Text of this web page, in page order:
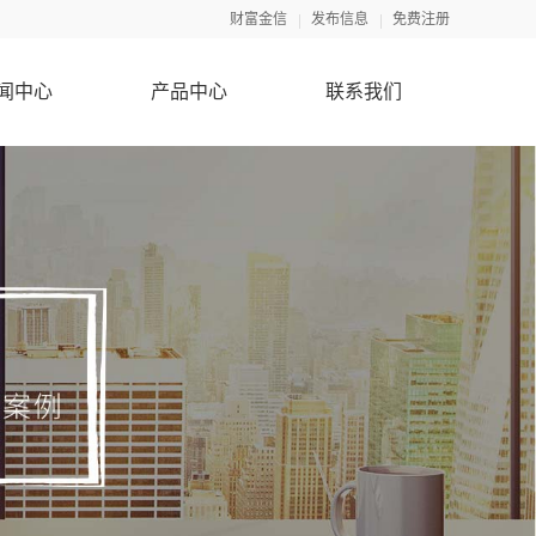
财富金信 发布信息 免费注册
中心 产品中心 联系我们